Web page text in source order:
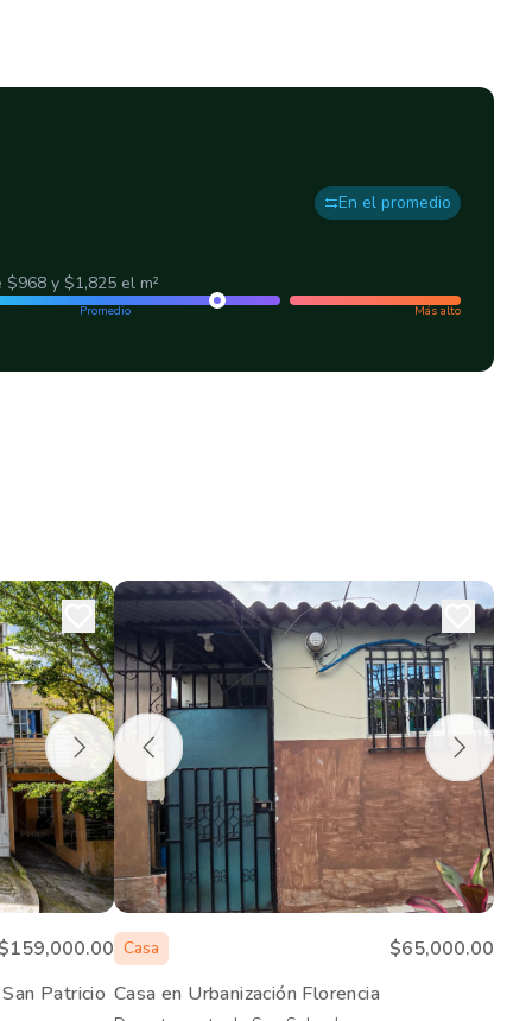
En el promedio
$968 y $1,825 el m²
Promedio Más alto
$159,000.00
Patricio
Casa
$65,000.00
Casa en Urbanización Florencia